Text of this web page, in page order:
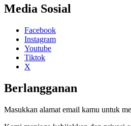
Media Sosial
Facebook
Instagram
Youtube
Tiktok
X
Berlangganan
Masukkan alamat email kamu untuk